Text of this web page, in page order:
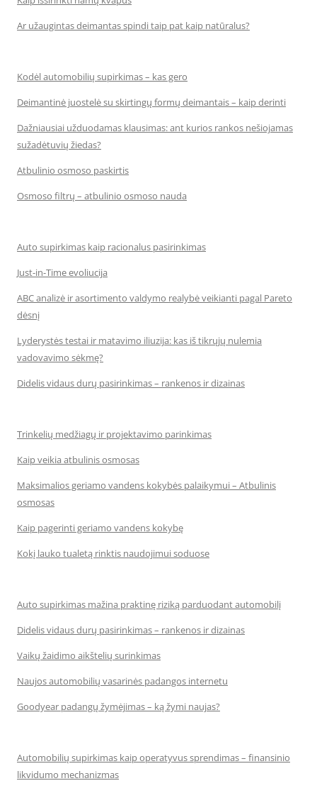
Ar užaugintas deimantas spindi taip pat kaip natūralus?
Kodėl automobilių supirkimas – kas gero
Deimantinė juostelė su skirtingų formų deimantais – kaip derinti
Dažniausiai užduodamas klausimas: ant kurios rankos nešiojamas
sužadėtuvių žiedas?
Atbulinio osmoso paskirtis
Osmoso filtrų – atbulinio osmoso nauda
Auto supirkimas kaip racionalus pasirinkimas
Just-in-Time evoliucija
ABC analizė ir asortimento valdymo realybė veikianti pagal Pareto
dėsnį
Lyderystės testai ir matavimo iliuzija: kas iš tikrųjų nulemia
vadovavimo sėkmę?
Didelis vidaus durų pasirinkimas – rankenos ir dizainas
Trinkelių medžiagų ir projektavimo parinkimas
Kaip veikia atbulinis osmosas
Maksimalios geriamo vandens kokybės palaikymui – Atbulinis
osmosas
Kaip pagerinti geriamo vandens kokybę
Kokį lauko tualetą rinktis naudojimui soduose
Auto supirkimas mažina praktinę riziką parduodant automobilį
Didelis vidaus durų pasirinkimas – rankenos ir dizainas
Vaikų žaidimo aikštelių surinkimas
Naujos automobilių vasarinės padangos internetu
Goodyear padangų žymėjimas – ką žymi naujas?
Automobilių supirkimas kaip operatyvus sprendimas – finansinio
likvidumo mechanizmas